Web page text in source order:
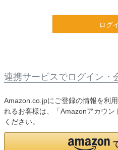
ログ
連携サービスでログイン・
Amazon.co.jpにご登録の情報を利
れるお客様は、「Amazonアカウ
ください。